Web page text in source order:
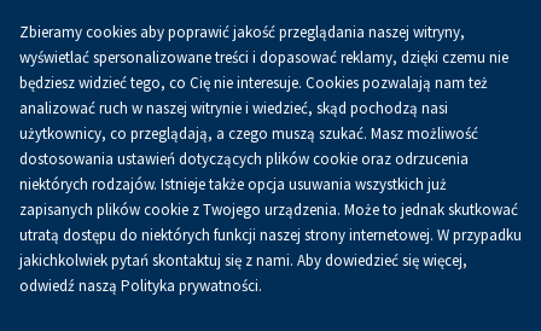
0.00 złKoszykPL
Strona główna O firmie Aktualności
Aktualności
Zbieramy cookies aby poprawić jakość przeglądania naszej witryny,
wyświetlać spersonalizowane treści i dopasować reklamy, dzięki czemu nie
będziesz widzieć tego, co Cię nie interesuje. Cookies pozwalają nam też
analizować ruch w naszej witrynie i wiedzieć, skąd pochodzą nasi
użytkownicy, co przeglądają, a czego muszą szukać. Masz możliwość
dostosowania ustawień dotyczących plików cookie oraz odrzucenia
niektórych rodzajów. Istnieje także opcja usuwania wszystkich już
zapisanych plików cookie z Twojego urządzenia. Może to jednak skutkować
utratą dostępu do niektórych funkcji naszej strony internetowej. W przypadku
jakichkolwiek pytań skontaktuj się z nami. Aby dowiedzieć się więcej,
odwiedź naszą Polityka prywatności.